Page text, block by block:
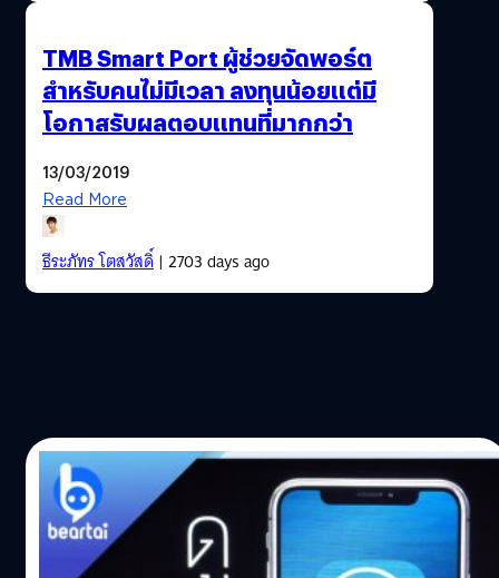
TMB Smart Port ผู้ช่วยจัดพอร์ต
สำหรับคนไม่มีเวลา ลงทุนน้อยแต่มี
โอกาสรับผลตอบแทนที่มากกว่า
13/03/2019
Read More
ธีระภัทร โตสวัสดิ์| 2703 days ago
08/03/2019
เปิดโลกแห่งการทัชกับ TMB Touch: ประหยัด
เวลาที่หน้าสาขาได้มากกว่าที่คิด